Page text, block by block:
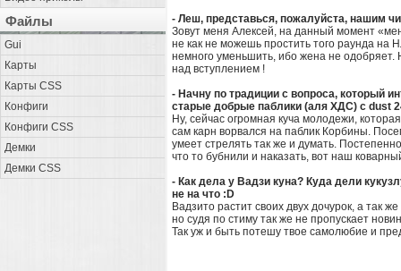
Файлы
Gui
Карты
Карты CSS
Конфиги
Конфиги CSS
Демки
Демки CSS
- Леш, представься, пожалуйста, нашим
Зовут меня Алексей, на данный момент
не как не можешь простить того раунда на
немного уменьшить, ибо жена не
над вступлением !
- Начну по традиции с вопроса, который
старые добрые паблики (аля ХДС) с dust
Ну, сейчас огромная куча молодежи,
сам карн ворвался на паблик Корбины.
умеет стрелять так же и думать.
что то бубнили и наказать, вот наш
- Как дела у Вадзи куна? Куда дели
не на что :D
Вадзито растит своих двух дочурок, а так
но судя по стиму так же не пропускает
Так уж и быть потешу твое самолюбие и